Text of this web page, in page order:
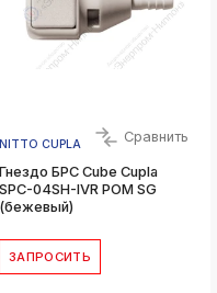
NITTO CUPLA Сравнить
Гнездо БРС Cube Cupla
SPC-04SH-IVR POM SG
(бежевый)
ЗАПРОСИТЬ